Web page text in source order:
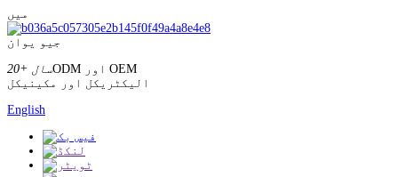
میں
جیو یوان
20+ سال
ODM اور OEM
الیکٹریکل اور مکینیکل
English